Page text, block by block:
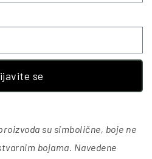
se
su simbolične, boje ne
bojama. Navedene